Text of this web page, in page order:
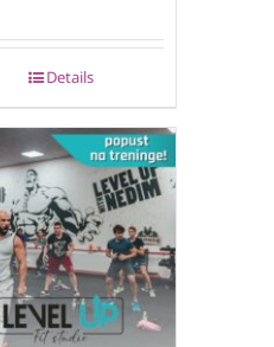
Details